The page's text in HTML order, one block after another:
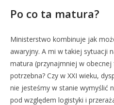
Po co ta matura?
Ministerstwo kombinuje jak
awaryjny. A mi w takiej sytuacji
matura (przynajmniej w
potrzebna? Czy w XXI wieku,
nie jesteśmy w stanie wymyślić
pod względem logistyki i